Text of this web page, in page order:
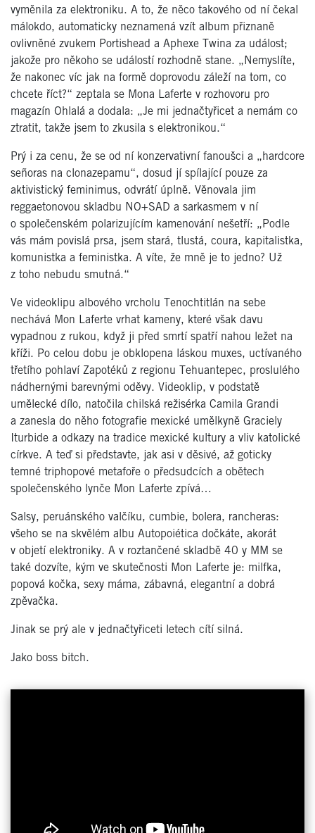
vyměnila za elektroniku. A to, že něco takového od ní čekal
málokdo, automaticky neznamená vzít album přiznaně
ovlivněné zvukem Portishead a Aphexe Twina za událost;
jakože pro někoho se událostí rozhodně stane. „Nemyslíte,
že nakonec víc jak na formě doprovodu záleží na tom, co
chcete říct?“ zeptala se Mona Laferte v rozhovoru pro
magazín Ohlalá a dodala: „Je mi jednačtyřicet a nemám co
ztratit, takže jsem to zkusila s elektronikou.“
Prý i za cenu, že se od ní konzervativní fanoušci a „hardcore
señoras na clonazepamu“, dosud jí spílající pouze za
aktivistický feminimus, odvrátí úplně. Věnovala jim
reggaetonovou skladbu NO+SAD a sarkasmem v ní
o společenském polarizujícím kamenování nešetří: „Podle
vás mám povislá prsa, jsem stará, tlustá, coura, kapitalistka,
komunistka a feministka. A víte, že mně je to jedno? Už
z toho nebudu smutná.“
Ve videoklipu albového vrcholu Tenochtitlán na sebe
nechává Mon Laferte vrhat kameny, které však davu
vypadnou z rukou, když ji před smrtí spatří nahou ležet na
kříži. Po celou dobu je obklopena láskou muxes, uctívaného
třetího pohlaví Zapotéků z regionu Tehuantepec, proslulého
nádhernými barevnými oděvy. Videoklip, v podstatě
umělecké dílo, natočila chilská režisérka Camila Grandi
a zanesla do něho fotografie mexické umělkyně Graciely
Iturbide a odkazy na tradice mexické kultury a vliv katolické
církve. A teď si představte, jak asi v děsivé, až goticky
temné triphopové metafoře o předsudcích a obětech
společenského lynče Mon Laferte zpívá…
Salsy, peruánského valčíku, cumbie, bolera, rancheras:
všeho se na skvělém albu Autopoiética dočkáte, akorát
v objetí elektroniky. A v roztančené skladbě 40 y MM se
také dozvíte, kým ve skutečnosti Mon Laferte je: milfka,
popová kočka, sexy máma, zábavná, elegantní a dobrá
zpěvačka.
Jinak se prý ale v jednačtyřiceti letech cítí silná.
Jako boss bitch.